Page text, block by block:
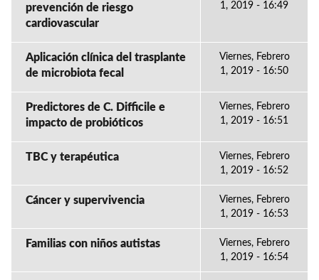
prevención de riesgo
cardiovascular
1, 2019 - 16:49
Aplicación clínica del trasplante
de microbiota fecal
Viernes, Febrero
1, 2019 - 16:50
Predictores de C. Difficile e
impacto de probióticos
Viernes, Febrero
1, 2019 - 16:51
TBC y terapéutica
Viernes, Febrero
1, 2019 - 16:52
Cáncer y supervivencia
Viernes, Febrero
1, 2019 - 16:53
Familias con niños autistas
Viernes, Febrero
1, 2019 - 16:54